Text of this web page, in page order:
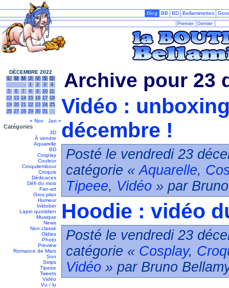
Blog BB BD Bellaminettes
Premier Dernier
DÉCEMBRE 2022
L M M J V S
D
1
2 3
4
5
6 7 8 9 10 11
12 13 14 15 16 17 18
19 20 21 22 23 24 25
26 27 28 29 30 31
« Nov Jan »
Catégories
3D
À vendre
Aquarelle
BD
Cosplay
Couleur
Croquilembour
Croquis
Dédicaces
Défi du mois
Fan-art
Gros plan
Humeur
Inktober
Lapin quotidien
Musique
News
Non classé
Oldies
Photo
Preview
Romance de Mars
Son
Strips
Tipeee
Tweets
Vidéo
Vu / lu
Archive pour 23
Vidéo :
décembre !
Posté le vendredi 23
catégorie «Aquarelle,
Tipeee, Vidéo » par
Hoodie : vidéo
Posté le vendredi 23
catégorie « Cosplay,
Vidéo » par Bruno